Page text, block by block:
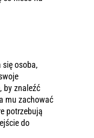
się osoba,
by znaleźć
mu zachować
potrzebują
do